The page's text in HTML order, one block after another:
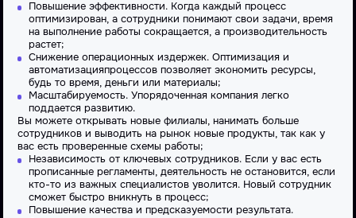
Повышение эффективности. Когда каждыйпроцесс
оптимизирован, а сотрудники понимают своизадачи, время
на выполнениеработы сокращается, а производительность
растет;
Снижение операционных издержек.Оптимизация и
автоматизацияпроцессов позволяет экономить ресурсы,
будь то время, деньги или материалы;
Масштабируемость. Упорядоченная компания легко
поддаетсяразвитию.
Вы можете открывать новые филиалы, нанимать больше
сотрудников и выводить на рынок новые продукты, так как у
вас есть проверенные схемы работы;
Независимость от ключевых сотрудников. Если у вас есть
прописанные регламенты,деятельность не остановится, если
кто-то из важных специалистов уволится. Новый сотрудник
сможет быстро вникнуть впроцесс;
Повышение качества и предсказуемости результата.